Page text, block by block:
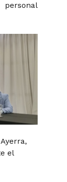
el